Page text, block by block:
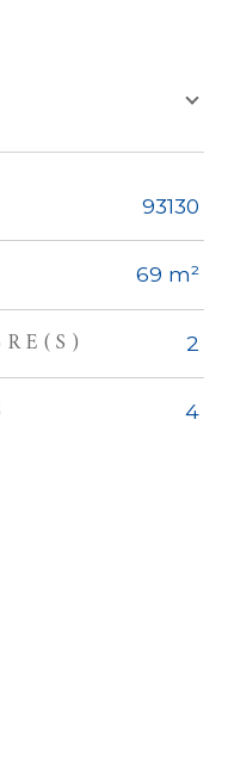
TRAD_ZEPHYR_Valeurs
93130
69 m²
2
4